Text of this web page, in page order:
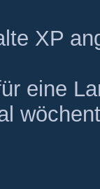
XP
eine